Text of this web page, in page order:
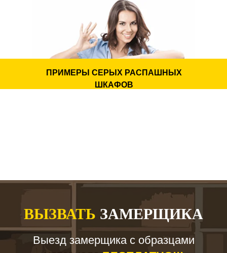
крупном формате с различным количеством секций.
Наши мастера создают мебель, которая сочетает удобство
использования и продуманную интерьерную эстетику.
Полный доступ ко всем внутренним секциям
практичностью.
Серый распашной шкаф одинаково хорошо подходит для
спальни, прихожей, детской, гардеробной и жилых
помещений различного назначения.
Дизайн и материалы фасадов
ПРИМЕРЫ СЕРЫХ РАСПАШНЫХ
ШКАФОВ
ВЫЗВАТЬ ЗАМЕРЩИКА
Выезд замерщика с образцами